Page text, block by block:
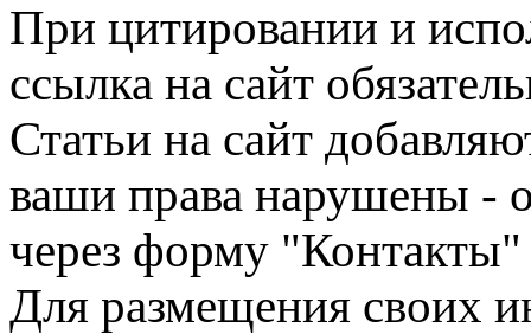
При цитировании и
ссылка на сайт
Статьи на сайт
ваши права нарушены -
через форму "Контакты"
Для размещения своих